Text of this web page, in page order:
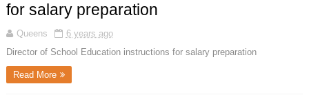
for salary preparation
Queens
6 years ago
Director of School Education instructions for salary preparation
Read More